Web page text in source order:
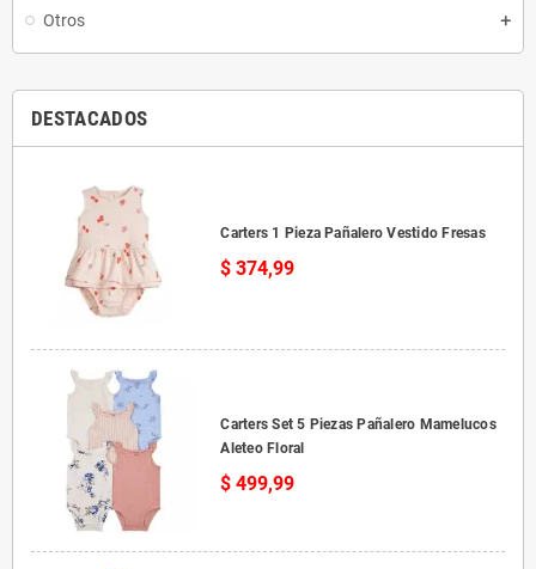
Otros
DESTACADOS
Carters 1 Pieza Pañalero Vestido Fresas
$ 374,99
Carters Set 5 Piezas Pañalero Mamelucos
Aleteo Floral
$ 499,99